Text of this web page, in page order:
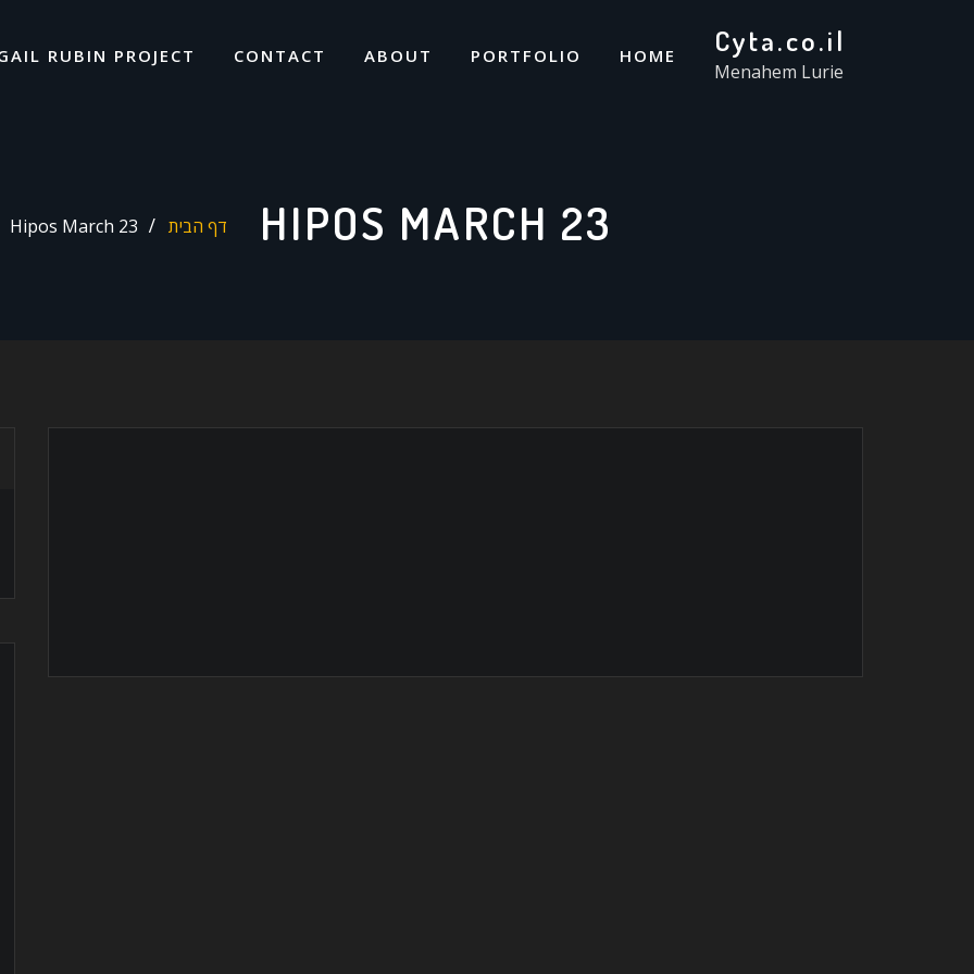
Cyta.co.il
Menahem Lurie
HOME
PORTFOLIO
ABOUT
CONTACT
RUBIN PROJECT
HIPOS MARCH 23 דף הבית Hipos March 23